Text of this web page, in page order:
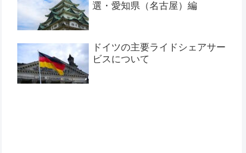
選・愛知県（名古屋）編
ドイツの主要ライドシェアサー
ビスについて